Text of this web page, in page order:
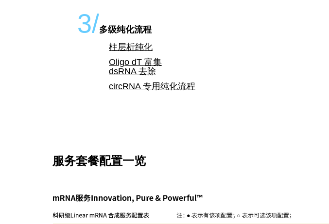
服务套餐配置一览
3/多级纯化流程
柱层析纯化
Oligo dT 富集
dsRNA 去除
circRNA 专用纯化流程